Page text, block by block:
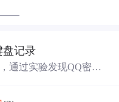
——
盘记录
通过实验发现QQ密码